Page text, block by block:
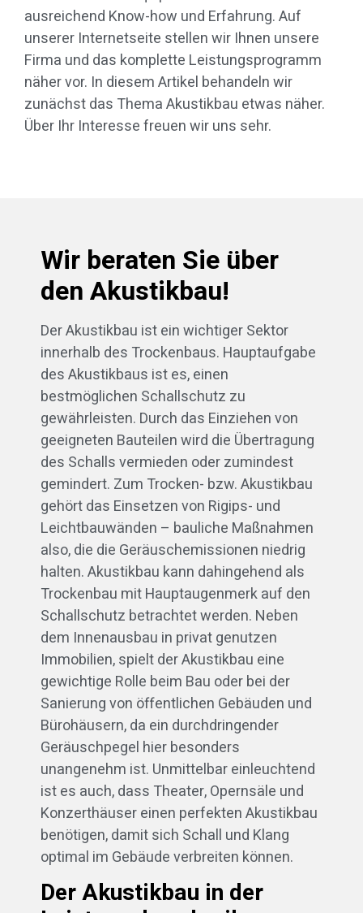
ausreichend Know-how und Erfahrung. Auf
unserer Internetseite stellen wir Ihnen unsere
Firma und das komplette Leistungsprogramm
näher vor. In diesem Artikel behandeln wir
zunächst das Thema Akustikbau etwas näher.
Über Ihr Interesse freuen wir uns sehr.
Wir beraten Sie über
den Akustikbau!
Der Akustikbau ist ein wichtiger Sektor
innerhalb des Trockenbaus. Hauptaufgabe
des Akustikbaus ist es, einen
bestmöglichen Schallschutz zu
gewährleisten. Durch das Einziehen von
geeigneten Bauteilen wird die Übertragung
des Schalls vermieden oder zumindest
gemindert. Zum Trocken- bzw. Akustikbau
gehört das Einsetzen von Rigips- und
Leichtbauwänden – bauliche Maßnahmen
also, die die Geräuschemissionen niedrig
halten. Akustikbau kann dahingehend als
Trockenbau mit Hauptaugenmerk auf den
Schallschutz betrachtet werden. Neben
dem Innenausbau in privat genutzen
Immobilien, spielt der Akustikbau eine
gewichtige Rolle beim Bau oder bei der
Sanierung von öffentlichen Gebäuden und
Bürohäusern, da ein durchdringender
Geräuschpegel hier besonders
unangenehm ist. Unmittelbar einleuchtend
ist es auch, dass Theater, Opernsäle und
Konzerthäuser einen perfekten Akustikbau
benötigen, damit sich Schall und Klang
optimal im Gebäude verbreiten können.
Der Akustikbau in der